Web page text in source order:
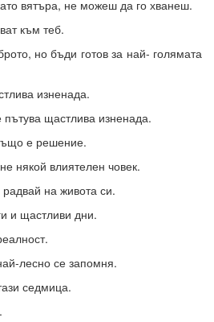
вятъра, не можеш да го хванеш.
към теб.
но бъди готов за най- голямата
изненада.
щастлива изненада.
е решение.
някой влиятелен човек.
на живота си.
и щастливи дни.
лесно се запомня.
седмица.